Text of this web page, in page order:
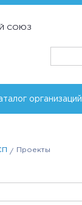
СОЮЗ
организаций
Проекты